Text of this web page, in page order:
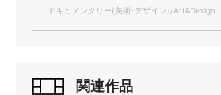
ドキュメンタリー(美術･デザイン)/Art&Design
関連作品